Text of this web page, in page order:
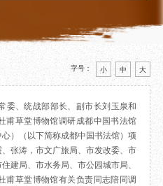
数字资源
捐赠名录
景点 正门
字号： 小 中 大
委、统战部部长、副市长刘玉泉和
甫草堂博物馆调研成都中国书法馆
）（以下简称成都中国书法馆）项
张涛，市文广旅局、市发改委、市
建局、市水务局、市公园城市局、
甫草堂博物馆有关负责同志陪同调